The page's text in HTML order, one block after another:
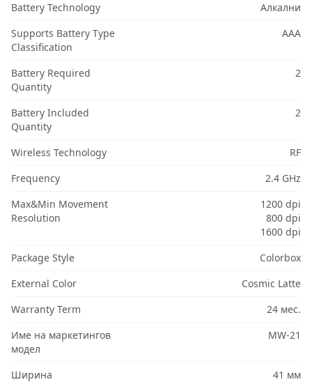
Battery Technology
Алкални
Supports Battery Type
Classification
AAA
Battery Required
Quantity
2
Battery Included
Quantity
2
Wireless Technology
RF
Frequency
2.4 GHz
Max&Min Movement
Resolution
1200 dpi
800 dpi
1600 dpi
Package Style
Colorbox
External Color
Cosmic Latte
Warranty Term
24 мес.
Име на маркетингов
модел
MW-21
Ширина
41 мм